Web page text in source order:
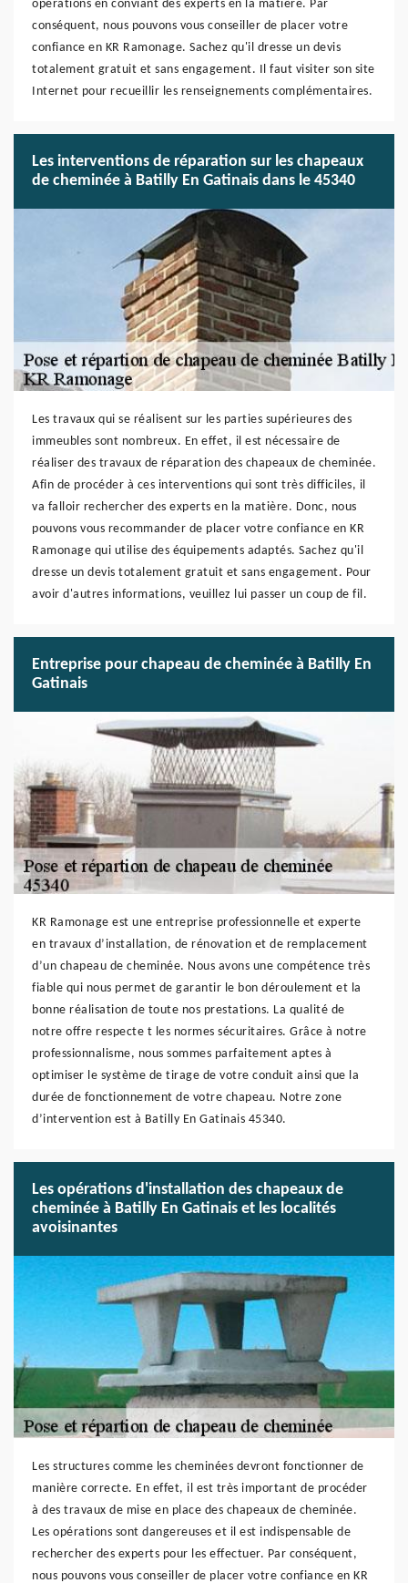
opérations en conviant des experts en la matière. Par
conséquent, nous pouvons vous conseiller de placer votre
confiance en KR Ramonage. Sachez qu'il dresse un devis
totalement gratuit et sans engagement. Il faut visiter son site
Internet pour recueillir les renseignements complémentaires.
Les interventions de réparation sur les chapeaux
de cheminée à Batilly En Gatinais dans le 45340
Les travaux qui se réalisent sur les parties supérieures des
immeubles sont nombreux. En effet, il est nécessaire de
réaliser des travaux de réparation des chapeaux de cheminée.
Afin de procéder à ces interventions qui sont très difficiles, il
va falloir rechercher des experts en la matière. Donc, nous
pouvons vous recommander de placer votre confiance en KR
Ramonage qui utilise des équipements adaptés. Sachez qu'il
dresse un devis totalement gratuit et sans engagement. Pour
avoir d'autres informations, veuillez lui passer un coup de fil.
Entreprise pour chapeau de cheminée à Batilly En
Gatinais
KR Ramonage est une entreprise professionnelle et experte
en travaux d’installation, de rénovation et de remplacement
d’un chapeau de cheminée. Nous avons une compétence très
fiable qui nous permet de garantir le bon déroulement et la
bonne réalisation de toute nos prestations. La qualité de
notre offre respecte t les normes sécuritaires. Grâce à notre
professionnalisme, nous sommes parfaitement aptes à
optimiser le système de tirage de votre conduit ainsi que la
durée de fonctionnement de votre chapeau. Notre zone
d’intervention est à Batilly En Gatinais 45340.
Les opérations d'installation des chapeaux de
cheminée à Batilly En Gatinais et les localités
avoisinantes
Les structures comme les cheminées devront fonctionner de
manière correcte. En effet, il est très important de procéder
à des travaux de mise en place des chapeaux de cheminée.
Les opérations sont dangereuses et il est indispensable de
rechercher des experts pour les effectuer. Par conséquent,
nous pouvons vous conseiller de placer votre confiance en KR